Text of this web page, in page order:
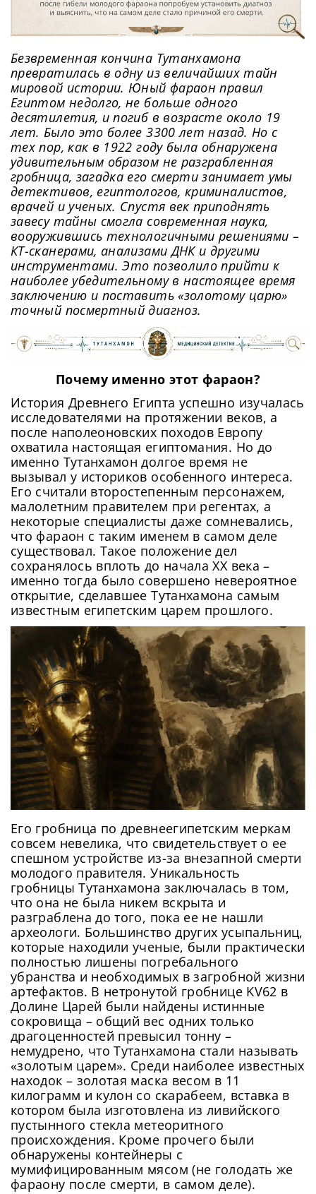
Безвременная кончина Тутанхамона
превратилась в одну из величайших тайн
мировой истории. Юный фараон правил
Египтом недолго, не больше одного
десятилетия, и погиб в возрасте около 19
лет. Было это более 3300 лет назад. Но с
тех пор, как в 1922 году была обнаружена
удивительным образом не разграбленная
гробница, загадка его смерти занимает умы
детективов, египтологов, криминалистов,
врачей и ученых. Спустя век приподнять
завесу тайны смогла современная наука,
вооружившись технологичными решениями –
КТ-сканерами, анализами ДНК и другими
инструментами. Это позволило прийти к
наиболее убедительному в настоящее время
заключению и поставить «золотому царю»
точный посмертный диагноз.
Почему именно этот фараон?
История Древнего Египта успешно изучалась
исследователями на протяжении веков, а
после наполеоновских походов Европу
охватила настоящая египтомания. Но до
именно Тутанхамон долгое время не
вызывал у историков особенного интереса.
Его считали второстепенным персонажем,
малолетним правителем при регентах, а
некоторые специалисты даже сомневались,
что фараон с таким именем в самом деле
существовал. Такое положение дел
сохранялось вплоть до начала XX века –
именно тогда было совершено невероятное
открытие, сделавшее Тутанхамона самым
известным египетским царем прошлого.
Его гробница по древнеегипетским меркам
совсем невелика, что свидетельствует о ее
спешном устройстве из-за внезапной смерти
молодого правителя. Уникальность
гробницы Тутанхамона заключалась в том,
что она не была никем вскрыта и
разграблена до того, пока ее не нашли
археологи. Большинство других усыпальниц,
которые находили ученые, были практически
полностью лишены погребального
убранства и необходимых в загробной жизни
артефактов. В нетронутой гробнице KV62 в
Долине Царей были найдены истинные
сокровища – общий вес одних только
драгоценностей превысил тонну –
немудрено, что Тутанхамона стали называть
«золотым царем». Среди наиболее известных
находок – золотая маска весом в 11
килограмм и кулон со скарабеем, вставка в
котором была изготовлена из ливийского
пустынного стекла метеоритного
происхождения. Кроме прочего были
обнаружены контейнеры с
мумифицированным мясом (не голодать же
фараону после смерти, в самом деле).